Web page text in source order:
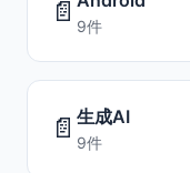
📄 9件
📄 生成AI
9件